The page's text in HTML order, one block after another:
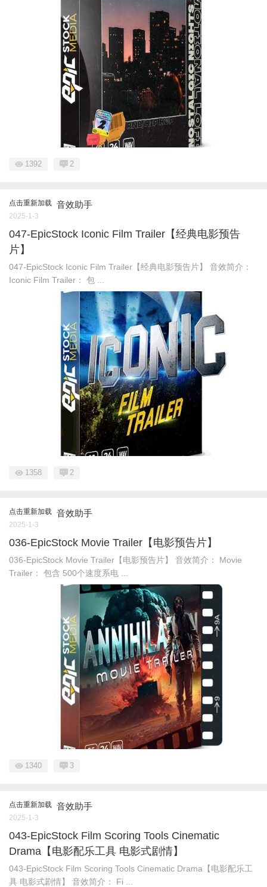
1392 2
点击重新加载 音效助手
2025-1-3
047-EpicStock Iconic Film Trailer【经典电影预告
片】
047-EpicStock Iconic Film Trailer【经典电影预告片】 音效简介：
Iconic Film Trailer： 包 ...
1358 2
点击重新加载 音效助手
2025-1-3
036-EpicStock Movie Trailer【电影预告片】
036-EpicStock Movie Trailer【电影预告片】 音效简介： Movie
Trailer： 包含 500个速度系电 ...
1340 3
点击重新加载 音效助手
2025-1-3
043-EpicStock Film Scoring Tools Cinematic
Drama【电影配乐工具 电影式剧情】
043-EpicStock Film Scoring Tools Cinematic Drama【电影配乐工
具 电影式剧情】 音效简介： Fi ...